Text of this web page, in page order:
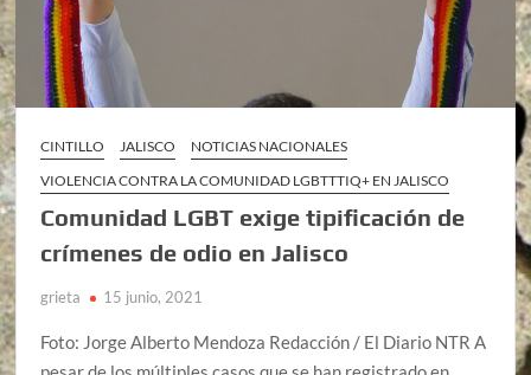
CINTILLO JALISCO
NOTICIAS NACIONALES
VIOLENCIA CONTRA LA COMUNIDAD LGBTTTIQ+ EN JALISCO
Comunidad LGBT exige tipificación de
crímenes de odio en Jalisco
grieta 15 junio, 2021
Foto: Jorge Alberto Mendoza Redacción / El Diario NTR A